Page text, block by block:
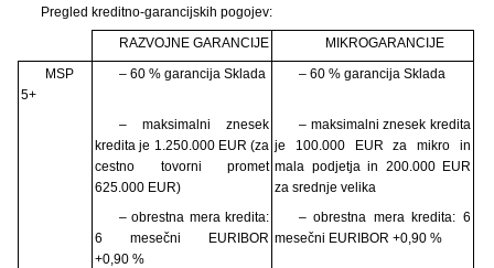
Pregled kreditno-garancijskih pogojev:
RAZVOJNE GARANCIJE
MIKROGARANCIJE
MSP
5+
– 60 % garancija Sklada – 60 % garancija Sklada
– maksimalni znesek
kredita je 1.250.000 EUR (za
cestno tovorni promet
625.000 EUR)
– maksimalni znesek kredita
je 100.000 EUR za mikro in
mala podjetja in 200.000 EUR
za srednje velika
– obrestna mera kredita:
6 mesečni EURIBOR
+0,90 %
– obrestna mera kredita: 6
mesečni EURIBOR +0,90 %